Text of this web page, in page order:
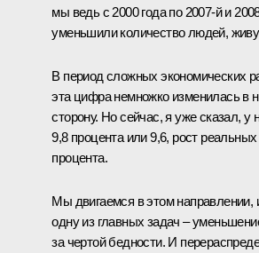
мы ведь с 2000 года по 2007-й и
уменьшили количество людей,
В период сложных экономических
эта цифра немножко изменилась в
сторону. Но сейчас, я уже сказал, у
9,8 процента или 9,6, рост
процента.
Мы двигаемся в этом
одну из главных задач –
за чертой бедности. И